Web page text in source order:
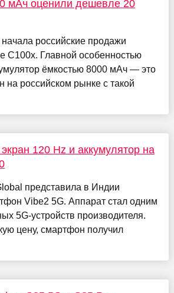
мАч оценили дешевле 20
российские продажи
C100x. Главной особенностью
ёмкостью 8000 мАч — это
на российском рынке с такой
120 Hz и аккумулятор на
представила в Индии
Vibe2 5G. Аппарат стал одним
5G-устройств производителя.
цену, смартфон получил